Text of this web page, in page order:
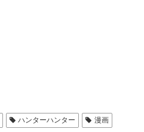
ハンターハンター 漫画